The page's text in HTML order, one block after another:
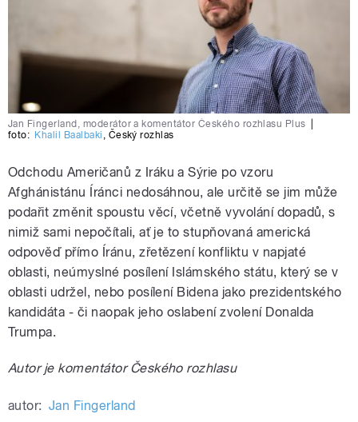
Jan Fingerland, moderátor a komentátor Českého rozhlasu Plus
foto: Khalil Baalbaki , Český rozhlas
Odchodu Američanů z Iráku a Sýrie po vzoru
Afghánistánu Íránci nedosáhnou, ale určitě se jim může
podařit změnit spoustu věcí, včetně vyvolání dopadů, s
nimiž sami nepočítali, ať je to stupňovaná americká
odpověď přímo Íránu, zřetězení konfliktu v napjaté
oblasti, neúmyslné posílení Islámského státu, který se v
oblasti udržel, nebo posílení Bidena jako prezidentského
kandidáta - či naopak jeho oslabení zvolení Donalda
Trumpa.
Autor je komentátor Českého rozhlasu
autor: Jan Fingerland